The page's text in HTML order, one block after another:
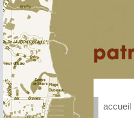
accueil